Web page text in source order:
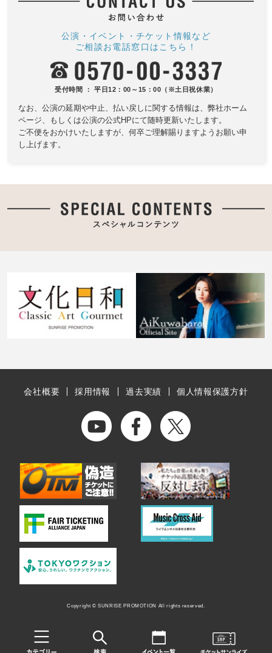
公演・イベント・チケット情報など
ご相談お電話窓口はこちら！
受付時間 ： 平日12：00～15：00（※土日祝休業）
なお、公演の延期や中止、払い戻しに関する情報は、 弊社ホーム
ページ、もしくは公演の公式HPにて随時更新いたします。
ご不便をおかけいたしますが、何卒ご理解賜りますようお願い申
し上げます。
会社概要 採用情報 過去実績 個人情報保護方針
Copyright © SUNRISE PROMOTION All rights reserved.